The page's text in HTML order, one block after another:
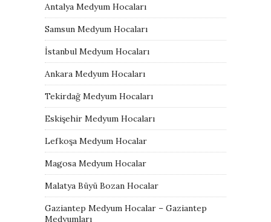
Antalya Medyum Hocaları
Samsun Medyum Hocaları
İstanbul Medyum Hocaları
Ankara Medyum Hocaları
Tekirdağ Medyum Hocaları
Eskişehir Medyum Hocaları
Lefkoşa Medyum Hocalar
Magosa Medyum Hocalar
Malatya Büyü Bozan Hocalar
Gaziantep Medyum Hocalar – Gaziantep
Medyumları